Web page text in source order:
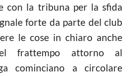
con la tribuna per la sfida
forte da parte del club
le cose in chiaro anche
frattempo attorno al
cominciano a circolare